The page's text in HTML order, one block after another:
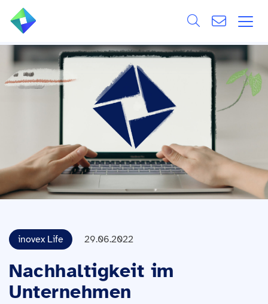
ÜBER UNS
LEISTUNGEN
REFERENZEN
WISSEN & EVENTS
Alle
inovex Life 29.06.2022
Nachhaltigkeit im
Unternehmen